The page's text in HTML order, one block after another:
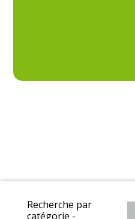
Recherche par
catégorie -